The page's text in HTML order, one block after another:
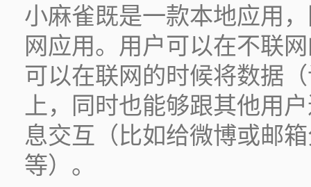
小麻雀既是一款本地应用
网应用。用户可以在不联
可以在联网的时候将数据
上，同时也能够跟其他用
息交互（比如给微博或邮
等）。